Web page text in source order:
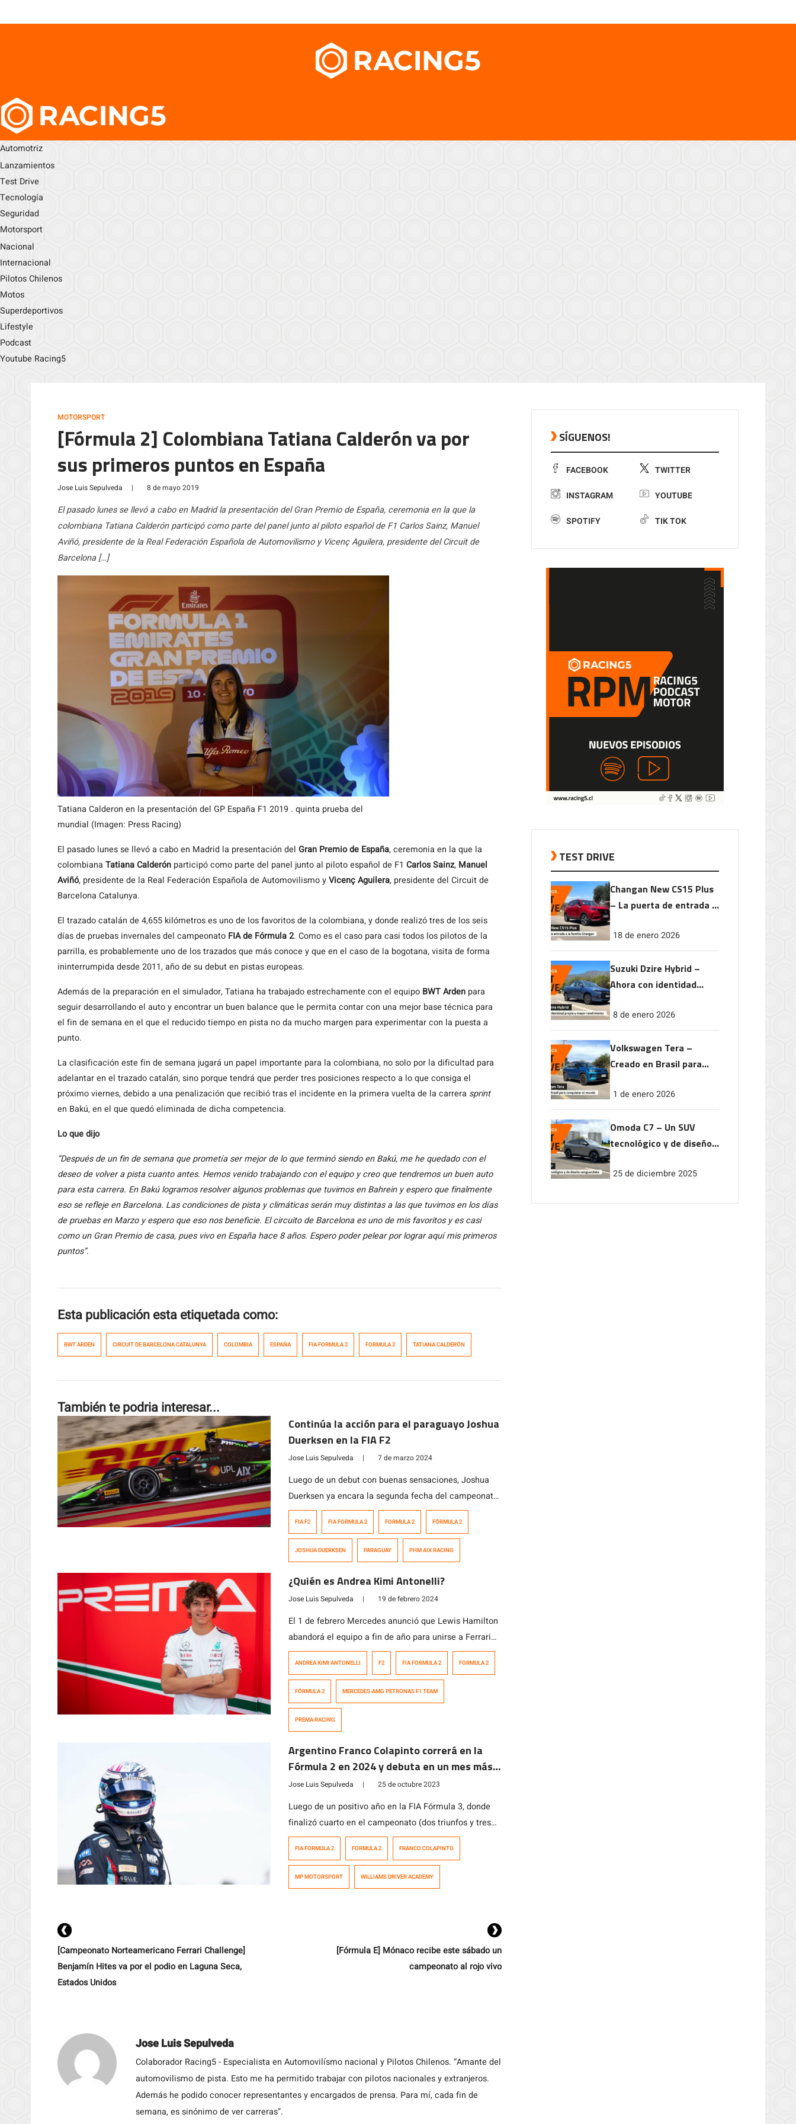
Automotriz
Lanzamientos
Test Drive
Tecnología
Seguridad
Motorsport
Nacional
Internacional
Pilotos Chilenos
Motos
Superdeportivos
Lifestyle
Podcast
Youtube Racing5
MOTORSPORT
[Fórmula 2] Colombiana Tatiana Calderón va por
sus primeros puntos en España
Jose Luis Sepulveda | 8 de mayo 2019
El pasado lunes se llevó a cabo en Madrid la presentación del Gran Premio de España, ceremonia en la que la
colombiana Tatiana Calderón participó como parte del panel junto al piloto español de F1 Carlos Sainz, Manuel
Aviñó, presidente de la Real Federación Española de Automovilismo y Vicenç Aguilera, presidente del Circuit de
Barcelona […]
Tatiana Calderon en la presentación del GP España F1 2019 . quinta prueba del
mundial (Imagen: Press Racing)
El pasado lunes se llevó a cabo en Madrid la presentación del Gran Premio de España, ceremonia en la que la
colombiana Tatiana Calderón participó como parte del panel junto al piloto español de F1 Carlos Sainz, Manuel
Aviñó, presidente de la Real Federación Española de Automovilismo yVicenç Aguilera, presidente del Circuit de
Barcelona Catalunya.
El trazado catalán de 4,655 kilómetros es uno de los favoritos de la colombiana, y donde realizó tres de los seis
días de pruebas invernales del campeonato FIA de Fórmula 2. Como es el caso para casi todos los pilotos de la
parrilla, es probablemente uno de los trazados que más conoce y que en el caso de la bogotana, visita de forma
ininterrumpida desde 2011, año de su debut en pistas europeas.
Además de la preparación en el simulador, Tatiana ha trabajado estrechamente con el equipo BWT Arden para
seguir desarrollando el auto y encontrar un buen balance que le permita contar con una mejor base técnica para
el fin de semana en el que el reducido tiempo en pista no da mucho margen para experimentar con la puesta a
punto.
La clasificación este fin de semana jugará un papel importante para la colombiana, no solo por la dificultad para
adelantar en el trazado catalán, sino porque tendrá que perder tres posiciones respecto a lo que consiga el
próximo viernes, debido a una penalización que recibió tras el incidente en la primera vuelta de la carrera sprint
en Bakú, en el que quedó eliminada de dicha competencia.
Lo que dijo
“Después de un fin de semana que prometía ser mejor de lo que terminó siendo en Bakú, me he quedado con el
deseo de volver a pista cuanto antes. Hemos venido trabajando con el equipo y creo que tendremos un buen auto
para esta carrera. En Bakú logramos resolver algunos problemas que tuvimos en Bahrein y espero que finalmente
eso se refleje en Barcelona. Las condiciones de pista y climáticas serán muy distintas a las que tuvimos en los días
de pruebas en Marzo y espero que eso nos beneficie. El circuito de Barcelona es uno de mis favoritos y es casi
como un Gran Premio de casa, pues vivo en España hace 8 años. Espero poder pelear por lograr aquí mis primeros
puntos”.
Esta publicación esta etiquetada como:
BWT ARDEN CIRCUIT DE BARCELONA CATALUNYA COLOMBIA ESPAÑA FIA FORMULA 2 FORMULA 2 TATIANA CALDERÓN
También te podria interesar...
Continúa la acción para el paraguayo Joshua
Duerksen en la FIA F2
Jose Luis Sepulveda | 7 de marzo 2024
Luego de un debut con buenas sensaciones, Joshua
Duerksen ya encara la segunda fecha del campeonato
2024 de la FIA Fórmula 2 en el circuito de Jeddah,
en la categoría la semana pasada, donde tuvo dos
actuaciones […]
FIA F2 FIA FORMULA 2 FORMULA 2 FÓRMULA 2
JOSHUA DUERKSEN PARAGUAY PHM AIX RACING
¿Quién es Andrea Kimi Antonelli?
Jose Luis Sepulveda | 19 de febrero 2024
El 1 de febrero Mercedes anunció que Lewis Hamilton
abandorá el equipo a fin de año para unirse a Ferrari
en 2025. Ante tal noticia, comenzó la silla musical con
campeón del mundo. Uno de los nombres que ha
sonado ha sido el de Andrea Kimi Antonelli, […]
ANDREA KIMI ANTONELLI F2 FIA FORMULA 2 FORMULA 2
FÓRMULA 2 MERCEDES-AMG PETRONAS F1 TEAM
PREMA RACING
Argentino Franco Colapinto correrá en la
Fórmula 2 en 2024 y debuta en un mes más
en Abu Dhabi
Jose Luis Sepulveda | 25 de octubre 2023
Luego de un positivo año en la FIA Fórmula 3, donde
finalizó cuarto en el campeonato (dos triunfos y tres
podios más), el argentino Franco Colapinto dará el
Williams, donde es miembro de la academia de […]
FIA FORMULA 2 FORMULA 2 FRANCO COLAPINTO
MP MOTORSPORT WILLIAMS DRIVER ACADEMY
[Campeonato Norteamericano Ferrari Challenge]
Benjamín Hites va por el podio en Laguna Seca,
Estados Unidos
[Fórmula E] Mónaco recibe este sábado un
campeonato al rojo vivo
Jose Luis Sepulveda
Colaborador Racing5 - Especialista en Automovilísmo nacional y Pilotos Chilenos. “Amante del
automovilismo de pista. Esto me ha permitido trabajar con pilotos nacionales y extranjeros.
Además he podido conocer representantes y encargados de prensa. Para mí, cada fin de
semana, es sinónimo de ver carreras”.
SÍGUENOS!
FACEBOOK TWITTER
INSTAGRAM YOUTUBE
SPOTIFY TIK TOK
TEST DRIVE
Changan New CS15 Plus
– La puerta de entrada a
18 de enero 2026
Suzuki Dzire Hybrid –
Ahora con identidad
rendimiento
8 de enero 2026
Volkswagen Tera –
Creado en Brasil para
1 de enero 2026
Omoda C7 – Un SUV
tecnológico y de diseño
25 de diciembre 2025